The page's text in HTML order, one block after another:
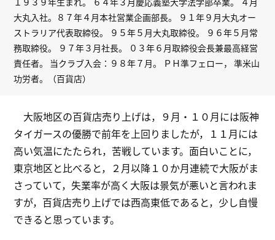
大丸入社。８７年４月本社営業企画部長。 ９１年９月大丸オー
ストラリア代表取締役。 ９５年５月大丸取締役。 ９６年５月常
務取締役。 ９７年３月社長。 ０３年６月取締役会長兼最高経営
責任者。 当クラブ入会：９８年７月。 ＰＨ準フェロー， 準米山
功労者。（百貨店）
大阪地区の百貨店売り上げは，９月・１０月には阪神
タイガースの優勝で前年を上回りましたが，１１月には
高い気温にたたられ，苦戦しています。面白いことに，
東京地区と比べると，２月以降１０か月連続で大阪がま
さっていて，失業率が高く大阪は景気が悪いと言われま
すが，百貨店売り上げでは西高東低であると，少し自慢
できると思っています。